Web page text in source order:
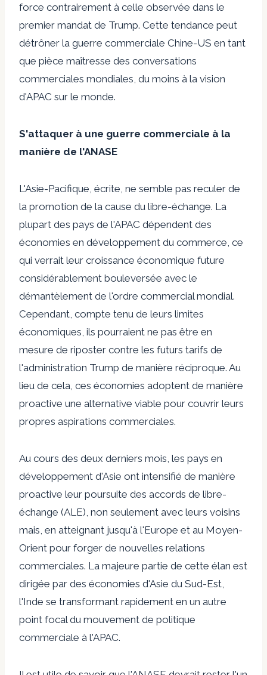
force contrairement à celle observée dans le
premier mandat de Trump. Cette tendance peut
détrôner la guerre commerciale Chine-US en tant
que pièce maîtresse des conversations
commerciales mondiales, du moins à la vision
d'APAC sur le monde.
S'attaquer à une guerre commerciale à la
manière de l'ANASE
L'Asie-Pacifique, écrite, ne semble pas reculer de
la promotion de la cause du libre-échange. La
plupart des pays de l'APAC dépendent des
économies en développement du commerce, ce
qui verrait leur croissance économique future
considérablement bouleversée avec le
démantèlement de l'ordre commercial mondial.
Cependant, compte tenu de leurs limites
économiques, ils pourraient ne pas être en
mesure de riposter contre les futurs tarifs de
l'administration Trump de manière réciproque. Au
lieu de cela, ces économies adoptent de manière
proactive une alternative viable pour couvrir leurs
propres aspirations commerciales.
Au cours des deux derniers mois, les pays en
développement d'Asie ont intensifié de manière
proactive leur poursuite des accords de libre-
échange (ALE), non seulement avec leurs voisins
mais, en atteignant jusqu'à l'Europe et au Moyen-
Orient pour forger de nouvelles relations
commerciales. La majeure partie de cette élan est
dirigée par des économies d'Asie du Sud-Est,
l'Inde se transformant rapidement en un autre
point focal du mouvement de politique
commerciale à l'APAC.